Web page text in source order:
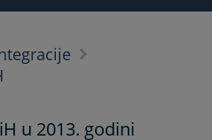
u 2013. godini